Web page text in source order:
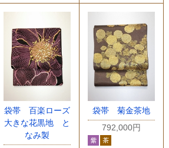
袋帯 百楽ローズ
大きな花黒地 と
なみ製
袋帯 菊金茶地
792,000円